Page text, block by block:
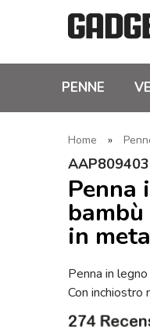
PENNE
Home »
AAP809403
Penna
in
Penna in
Con inchiostro